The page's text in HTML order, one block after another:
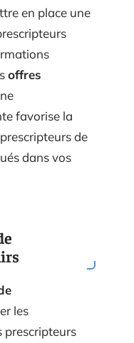
en place une
offres
favorise la
de
dans vos
les
prescripteurs